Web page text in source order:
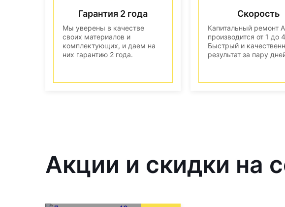
Гарантия 2 года
Мы уверены в качестве
своих материалов и
комплектующих, и даем на
них гарантию 2 года.
Скорость
Капитальный ремонт
производится от 1 до
Быстрый и
результат за пару
Акции и скидки на